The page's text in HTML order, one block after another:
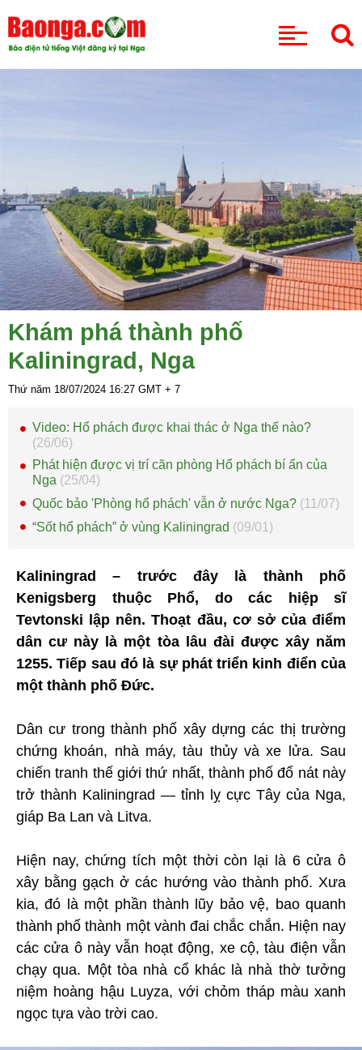
Khám phá thành phố
Kaliningrad, Nga
Thứ năm 18/07/2024 16:27 GMT + 7
Video: Hổ phách được khai thác ở Nga thế nào?
(26/06)
Phát hiện được vị trí căn phòng Hổ phách bí ẩn của
Nga (25/04)
Quốc bảo 'Phòng hổ phách' vẫn ở nước Nga? (11/07)
“Sốt hổ phách” ở vùng Kaliningrad (09/01)
Kaliningrad – trước đây là thành phố
Kenigsberg thuộc Phổ, do các hiệp sĩ
Tevtonski lập nên. Thoạt đầu, cơ sở của điểm
dân cư này là một tòa lâu đài được xây năm
1255. Tiếp sau đó là sự phát triển kinh điển của
một thành phố Đức.
Dân cư trong thành phố xây dựng các thị trường
chứng khoán, nhà máy, tàu thủy và xe lửa. Sau
chiến tranh thế giới thứ nhất, thành phố đổ nát này
trở thành Kaliningrad — tỉnh lỵ cực Tây của Nga,
giáp Ba Lan và Litva.
Hiện nay, chứng tích một thời còn lại là 6 cửa ô
xây bằng gạch ở các hướng vào thành phố. Xưa
kia, đó là một phần thành lũy bảo vệ, bao quanh
thành phố thành một vành đai chắc chắn. Hiện nay
các cửa ô này vẫn hoạt động, xe cộ, tàu điện vẫn
chạy qua. Một tòa nhà cổ khác là nhà thờ tưởng
niệm hoàng hậu Luyza, với chỏm tháp màu xanh
ngọc tựa vào trời cao.